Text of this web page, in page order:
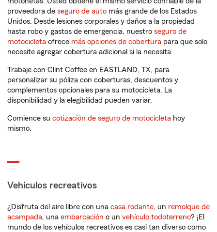
proveedora de seguro de auto más grande de los Estados
Unidos. Desde lesiones corporales y daños a la propiedad
hasta robo y gastos de emergencia, nuestro seguro de
motocicleta ofrece más opciones de cobertura para que solo
necesite agregar cobertura adicional si la necesita.
Trabaje con Clint Coffee en EASTLAND, TX, para
personalizar su póliza con coberturas, descuentos y
complementos opcionales para su motocicleta. La
disponibilidad y la elegibilidad pueden variar.
Comience su cotización de seguro de motocicleta hoy
mismo.
Vehículos recreativos
¿Disfruta del aire libre con una casa rodante, un remolque de
acampada, una embarcación o un vehículo todoterreno? ¡El
mundo de los vehículos recreativos es casi tan diverso como